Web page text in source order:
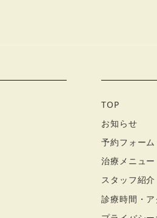
TOP
お知らせ
予約フォー
治療メニュー
スタッフ紹介
診療時間・ア